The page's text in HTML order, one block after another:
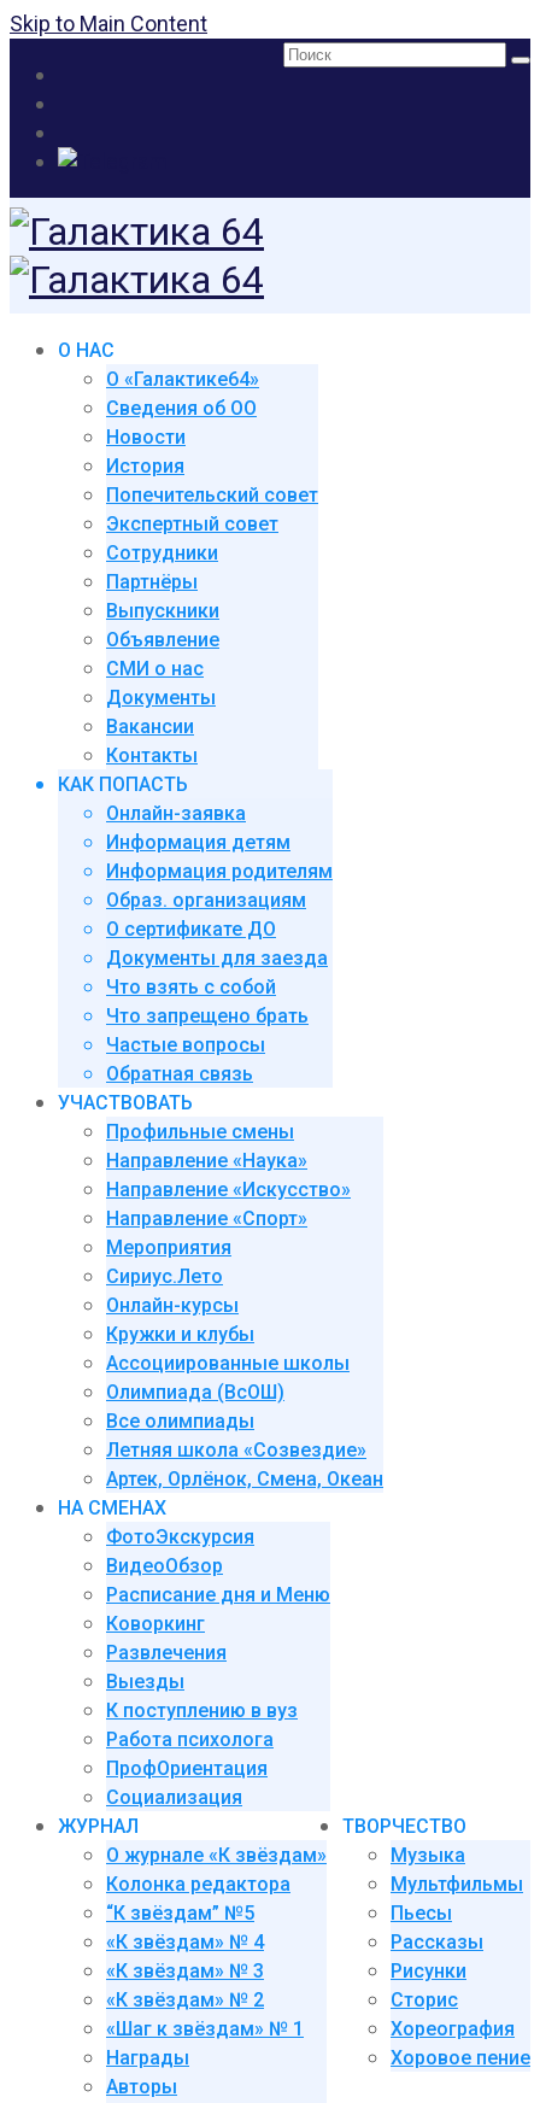
Skip to Main Content
Поиск:
О НАС
О «Галактике64»
Сведения об ОО
Новости
История
Попечительский совет
Экспертный совет
Сотрудники
Партнёры
Выпускники
Объявление
СМИ о нас
Документы
Вакансии
Контакты
КАК ПОПАСТЬ
Онлайн-заявка
Информация детям
Информация родителям
Образ. организациям
О сертификате ДО
Документы для заезда
Что взять с собой
Что запрещено брать
Частые вопросы
Обратная связь
УЧАСТВОВАТЬ
Профильные смены
Направление «Наука»
Направление «Искусство»
Направление «Спорт»
Мероприятия
Сириус.Лето
Онлайн-курсы
Кружки и клубы
Ассоциированные школы
Олимпиада (ВсОШ)
Все олимпиады
Летняя школа «Созвездие»
Артек, Орлёнок, Смена, Океан
НА СМЕНАХ
ФотоЭкскурсия
ВидеоОбзор
Расписание дня и Меню
Коворкинг
Развлечения
Выезды
К поступлению в вуз
Работа психолога
ПрофОриентация
Социализация
ЖУРНАЛ
О журнале «К звёздам»
Колонка редактора
“К звёздам” №5
«К звёздам» № 4
«К звёздам» № 3
«К звёздам» № 2
«Шаг к звёздам» № 1
Награды
Авторы
ТВОРЧЕСТВО
Музыка
Мультфильмы
Пьесы
Рассказы
Рисунки
Сторис
Хореография
Хоровое пение